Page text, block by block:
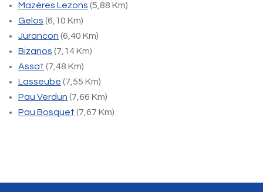
Mazères Lezons (5,88 Km)
Gelos (6,10 Km)
Jurancon (6,40 Km)
Bizanos (7,14 Km)
Assat (7,48 Km)
Lasseube (7,55 Km)
Pau Verdun (7,66 Km)
Pau Bosquet (7,67 Km)